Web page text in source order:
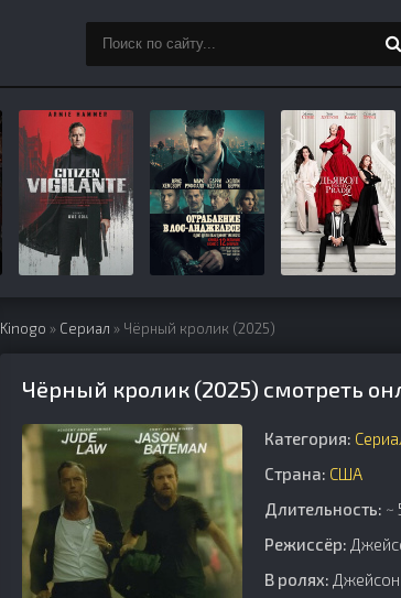
Kinogo » Сериал » Чёрный кролик (2025)
Чёрный кролик (2025) смотреть
Категория:
Страна: США
Длительность: ~
Режиссёр:
В ролях: